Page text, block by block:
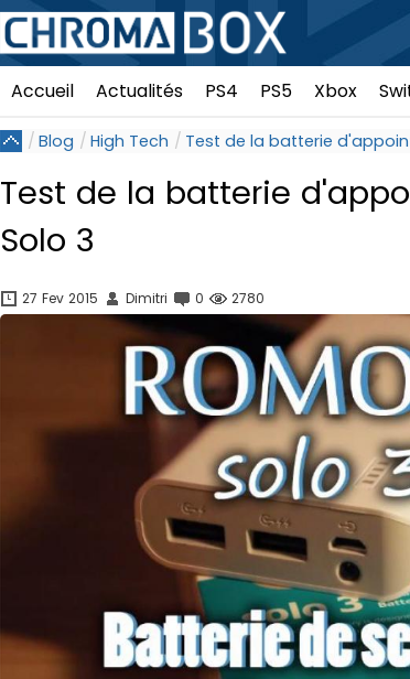
Accueil Actualités PS4 PS5 Xbox
Blog High Tech Test de la batterie
Test de la batterie
Solo 3
27 Fev 2015 Dimitri 0 2780